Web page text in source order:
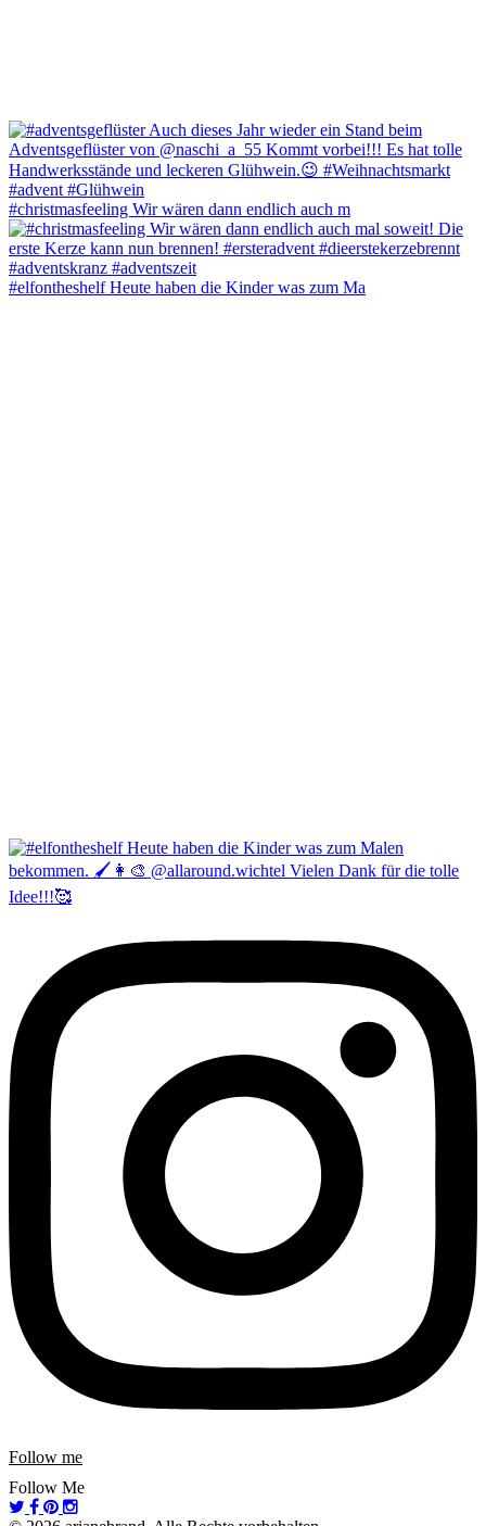
#christmasfeeling Wir wären dann endlich auch m
#elfontheshelf Heute haben die Kinder was zum Ma
Follow me
Follow Me